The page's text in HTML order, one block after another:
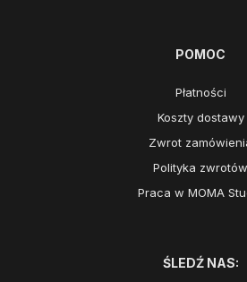
POMOC
Płatności
Koszty dostawy
Zwrot
Polityka zwrotów
Praca w MOMA
ŚLEDŹ NAS: